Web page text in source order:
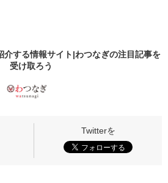
介する情報サイト|わつなぎの注目記事を
受け取ろう